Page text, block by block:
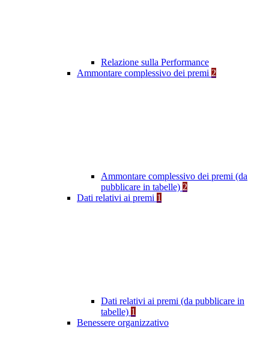
Relazione sulla Performance
Ammontare complessivo dei premi 2
Ammontare complessivo dei premi (da
pubblicare in tabelle) 2
Dati relativi ai premi 1
Dati relativi ai premi (da pubblicare in
tabelle) 1
Benessere organizzativo